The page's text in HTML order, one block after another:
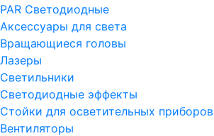
PAR Светодиодные
Аксессуары для света
Вращающиеся головы
Лазеры
Светильники
Светодиодные эффекты
Стойки для осветительных приборов
Вентиляторы